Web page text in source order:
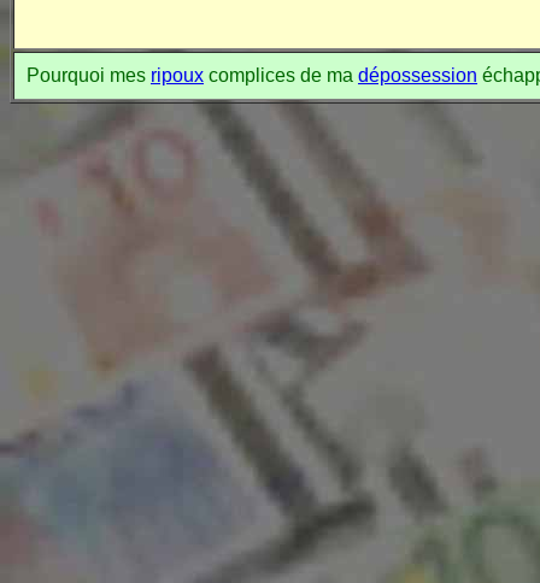
Pourquoi mes ripoux complices de ma dépossession